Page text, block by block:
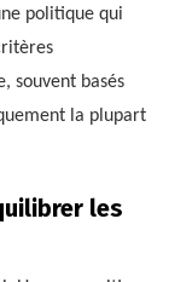
politique qui
souvent basés
la plupart
les